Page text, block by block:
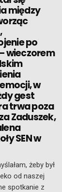
między
po
wieczorem
w
gest
trwa poza
Zaduszek,
SEN w
żeby był
od naszej
spotkanie z